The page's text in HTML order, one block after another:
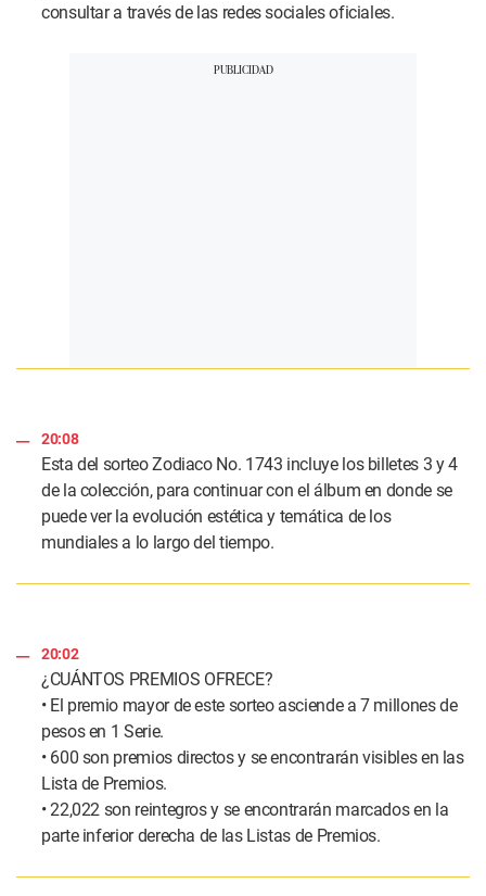
consultar a través de las redes sociales oficiales.
20:08
Esta del sorteo Zodiaco No. 1743 incluye los billetes 3 y 4
de la colección, para continuar con el álbum en donde se
puede ver la evolución estética y temática de los
mundiales a lo largo del tiempo.
20:02
¿CUÁNTOS PREMIOS OFRECE?
• El premio mayor de este sorteo asciende a 7 millones de
pesos en 1 Serie.
• 600 son premios directos y se encontrarán visibles en las
Lista de Premios.
• 22,022 son reintegros y se encontrarán marcados en la
parte inferior derecha de las Listas de Premios.